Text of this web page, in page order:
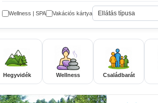
Wellness | SPA Vakációs kártya Ellátás típusa
Hegyvidék Wellness Családbarát